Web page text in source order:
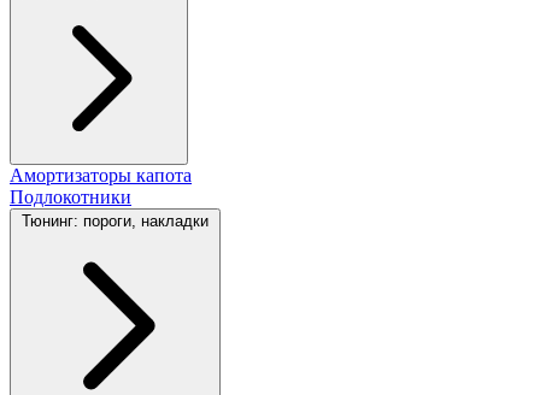
Амортизаторы капота
Подлокотники
Тюнинг: пороги, накладки